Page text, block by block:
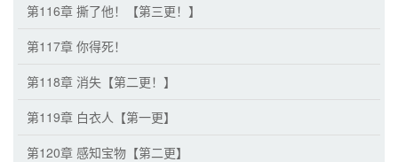
第116章 撕了他！【第三更！】
第117章 你得死！
第118章 消失【第二更！】
第119章 白衣人【第一更】
第120章 感知宝物【第二更】